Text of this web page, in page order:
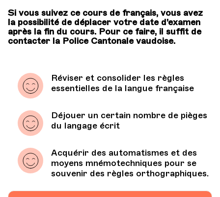
Si vous suivez ce cours de français, vous avez
la possibilité de déplacer votre date d'examen
après la fin du cours. Pour ce faire, il suffit de
contacter la Police Cantonale vaudoise.
Réviser et consolider les règles
essentielles de la langue française
Déjouer un certain nombre de pièges
du langage écrit
Acquérir des automatismes et des
moyens mnémotechniques pour se
souvenir des règles orthographiques.